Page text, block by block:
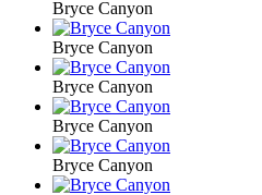
Bryce Canyon
Bryce Canyon
Bryce Canyon
Bryce Canyon
Bryce Canyon